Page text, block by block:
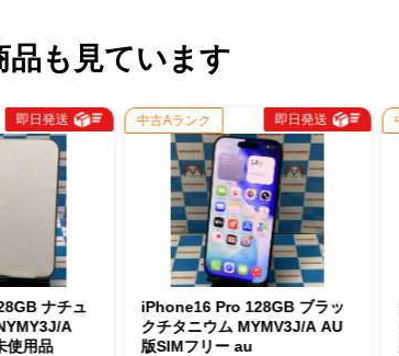
品も見ています
発送
ナチュ
A
品
中古Aランク 即日発送
iPhone16 Pro 128GB ブラッ
クチタニウム MYMV3J/A AU
版SIMフリー au
中古A
ト
版